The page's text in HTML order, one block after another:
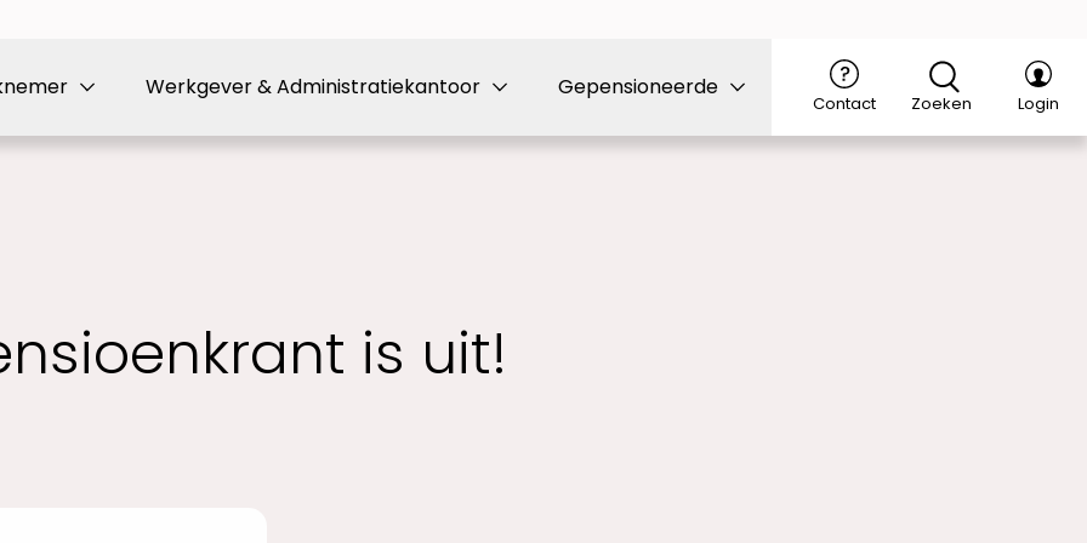
Werkgever & Administratiekantoor Gepensioneerde
Contact Zoeken Login
is uit!